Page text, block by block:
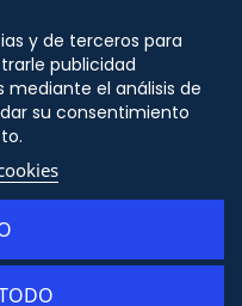
y de terceros para
publicidad
el análisis de
su consentimiento